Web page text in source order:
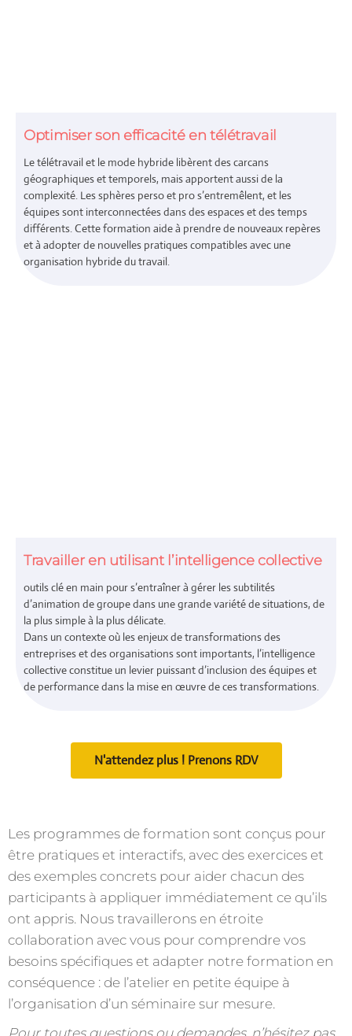
Optimiser son efficacité en télétravail
Le télétravail et le mode hybride libèrent des carcans
géographiques et temporels, mais apportent aussi de la
complexité. Les sphères perso et pro s’entremêlent, et les
équipes sont interconnectées dans des espaces et des temps
différents. Cette formation aide à prendre de nouveaux repères
et à adopter de nouvelles pratiques compatibles avec une
organisation hybride du travail.
Travailler en utilisant l’intelligence collective
outils clé en main pour s’entraîner à gérer les subtilités
d’animation de groupe dans une grande variété de situations, de
la plus simple à la plus délicate.
Dans un contexte où les enjeux de transformations des
entreprises et des organisations sont importants, l’intelligence
collective constitue un levier puissant d’inclusion des équipes et
de performance dans la mise en œuvre de ces transformations.
N'attendez plus ! Prenons RDV
Les programmes de formation sont conçus pour
être pratiques et interactifs, avec des exercices et
des exemples concrets pour aider chacun des
participants à appliquer immédiatement ce qu’ils
ont appris. Nous travaillerons en étroite
collaboration avec vous pour comprendre vos
besoins spécifiques et adapter notre formation en
conséquence : de l’atelier en petite équipe à
l’organisation d’un séminaire sur mesure.